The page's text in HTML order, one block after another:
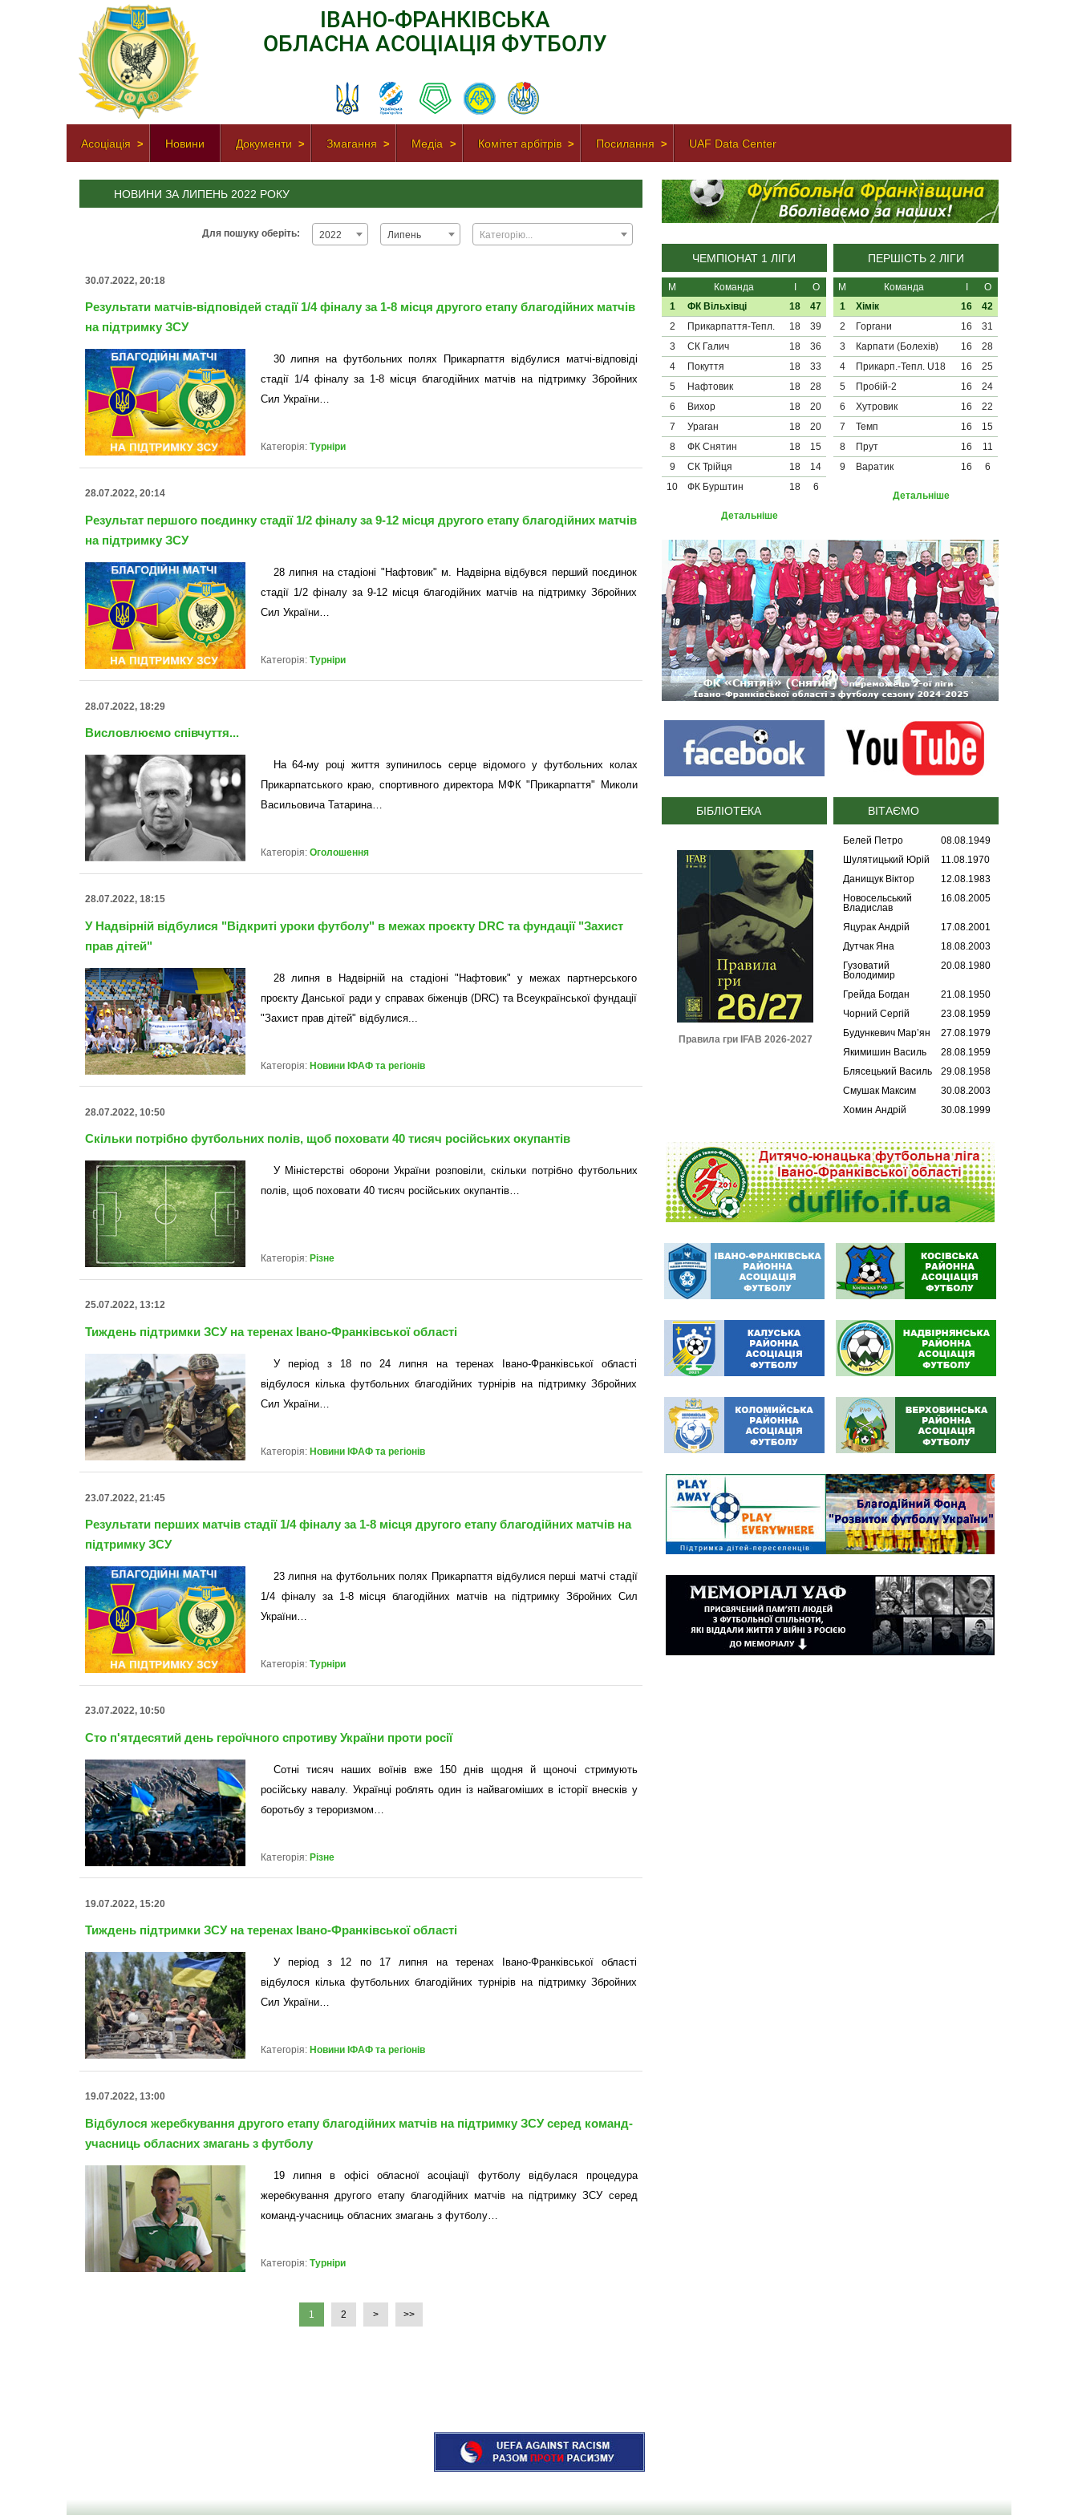
ІВАНО-ФРАНКІВСЬКА
ОБЛАСНА АСОЦІАЦІЯ ФУТБОЛУ
Асоціація Новини Документи Змагання Медіа Комітет арбітрів Посилання UAF Data Center
НОВИНИ ЗА ЛИПЕНЬ 2022 РОКУ
Для пошуку оберіть: 2022 Липень Категорію...
30.07.2022, 20:18
Результати матчів-відповідей стадії 1/4 фіналу за 1-8 місця другого етапу благодійних матчів
на підтримку ЗСУ
30 липня на футбольних полях Прикарпаття відбулися матчі-відповіді
стадії 1/4 фіналу за 1-8 місця благодійних матчів на підтримку Збройних
Сил України…
Категорія: Турніри
28.07.2022, 20:14
Результат першого поєдинку стадії 1/2 фіналу за 9-12 місця другого етапу благодійних матчів
на підтримку ЗСУ
28 липня на стадіоні "Нафтовик" м. Надвірна відбувся перший поєдинок
стадії 1/2 фіналу за 9-12 місця благодійних матчів на підтримку Збройних
Сил України…
Категорія: Турніри
28.07.2022, 18:29
Висловлюємо співчуття...
На 64-му році життя зупинилось серце відомого у футбольних колах
Прикарпатського краю, спортивного директора МФК "Прикарпаття" Миколи
Васильовича Татарина…
Категорія: Оголошення
28.07.2022, 18:15
У Надвірній відбулися "Відкриті уроки футболу" в межах проєкту DRC та фундації "Захист
прав дітей"
28 липня в Надвірній на стадіоні "Нафтовик" у межах партнерського
проєкту Данської ради у справах біженців (DRC) та Всеукраїнської фундації
"Захист прав дітей" відбулися...
Категорія: Новини ІФАФ та регіонів
28.07.2022, 10:50
Скільки потрібно футбольних полів, щоб поховати 40 тисяч російських окупантів
У Міністерстві оборони України розповіли, скільки потрібно футбольних
полів, щоб поховати 40 тисяч російських окупантів…
Категорія: Різне
25.07.2022, 13:12
Тиждень підтримки ЗСУ на теренах Івано-Франківської області
У період з 18 по 24 липня на теренах Івано-Франківської області
відбулося кілька футбольних благодійних турнірів на підтримку Збройних
Сил України…
Категорія: Новини ІФАФ та регіонів
23.07.2022, 21:45
Результати перших матчів стадії 1/4 фіналу за 1-8 місця другого етапу благодійних матчів на
підтримку ЗСУ
23 липня на футбольних полях Прикарпаття відбулися перші матчі стадії
1/4 фіналу за 1-8 місця благодійних матчів на підтримку Збройних Сил
України…
Категорія: Турніри
23.07.2022, 10:50
Сто п'ятдесятий день героїчного спротиву України проти росії
Сотні тисяч наших воїнів вже 150 днів щодня й щоночі стримують
російську навалу. Українці роблять один із найвагоміших в історії внесків у
боротьбу з тероризмом…
Категорія: Різне
19.07.2022, 15:20
Тиждень підтримки ЗСУ на теренах Івано-Франківської області
У період з 12 по 17 липня на теренах Івано-Франківської області
відбулося кілька футбольних благодійних турнірів на підтримку Збройних
Сил України…
Категорія: Новини ІФАФ та регіонів
19.07.2022, 13:00
Відбулося жеребкування другого етапу благодійних матчів на підтримку ЗСУ серед команд-
учасниць обласних змагань з футболу
19 липня в офісі обласної асоціації футболу відбулася процедура
жеребкування другого етапу благодійних матчів на підтримку ЗСУ серед
команд-учасниць обласних змагань з футболу…
Категорія: Турніри
1 2 > >>
ЧЕМПІОНАТ 1 ЛІГИ
М Команда
О
1
ФК Вільхівці 18
47
2
Прикарпаття-Тепл. 18
39
3
СК Галич 18
36
4
Покуття 18
33
5
Нафтовик 18
28
6
Вихор 18
20
7
Ураган 18
20
8
ФК Снятин 18
15
9
СК Трійця 18
14
10
ФК Бурштин 18 6
Детальніше
ПЕРШІСТЬ 2 ЛІГИ
М Команда
О
1
Хімік 16
42
2
Горгани 16
31
3
Карпати (Болехів) 16
28
4
Прикарп.-Тепл. U18 16
25
5
Пробій-2 16
24
6
Хутровик 16
22
7
Темп 16
15
8
Прут 16
11
9
Варатик 16 6
Детальніше
БІБЛІОТЕКА
Правила гри IFAB 2026-2027
Регламент УАФ зі статусу і
трансферу футболістів
Дисциплінарні правила
ВІТАЄМО
Белей Петро
08.08.1949
Шулятицький Юрій
11.08.1970
Данищук Віктор
12.08.1983
Новосельський
Владислав
16.08.2005
Яцурак Андрій
17.08.2001
Дутчак Яна
18.08.2003
Гузоватий
Володимир
20.08.1980
Грейда Богдан
21.08.1950
Чорний Сергій
23.08.1959
Будункевич Мар’ян
27.08.1979
Якимишин Василь
28.08.1959
Блясецький Василь
29.08.1958
Смушак Максим
30.08.2003
Хомин Андрій
30.08.1999